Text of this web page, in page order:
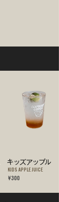
キッズアップル
KIDS APPLE JUICE
¥300